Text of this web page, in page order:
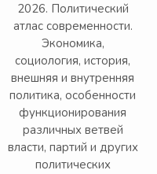
2026. Политический
атлас современности.
Экономика,
социология, история,
внешняя и внутренняя
политика, особенности
функционирования
различных ветвей
власти, партий и других
политических